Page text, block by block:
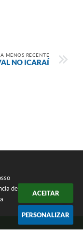
de
ACEITAR
PERSONALIZAR
MENOS RECENTE
NO ICARAÍ